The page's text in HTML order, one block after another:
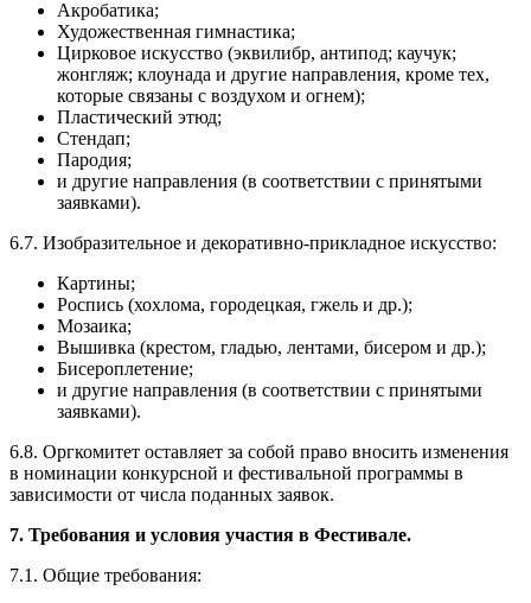
Акробатика;
Художественная гимнастика;
Цирковое искусство (эквилибр, антипод; каучук;
жонгляж; клоунада и другие направления, кроме тех,
которые связаны с воздухом и огнем);
Пластический этюд;
Стендап;
Пародия;
и другие направления (в соответствии с принятыми
заявками).
6.7. Изобразительное и декоративно-прикладное искусство:
Картины;
Роспись (хохлома, городецкая, гжель и др.);
Мозаика;
Вышивка (крестом, гладью, лентами, бисером и др.);
Бисероплетение;
и другие направления (в соответствии с принятыми
заявками).
6.8. Оргкомитет оставляет за собой право вносить изменения
в номинации конкурсной и фестивальной программы в
зависимости от числа поданных заявок.
7. Требования и условия участия в Фестивале.
7.1. Общие требования: